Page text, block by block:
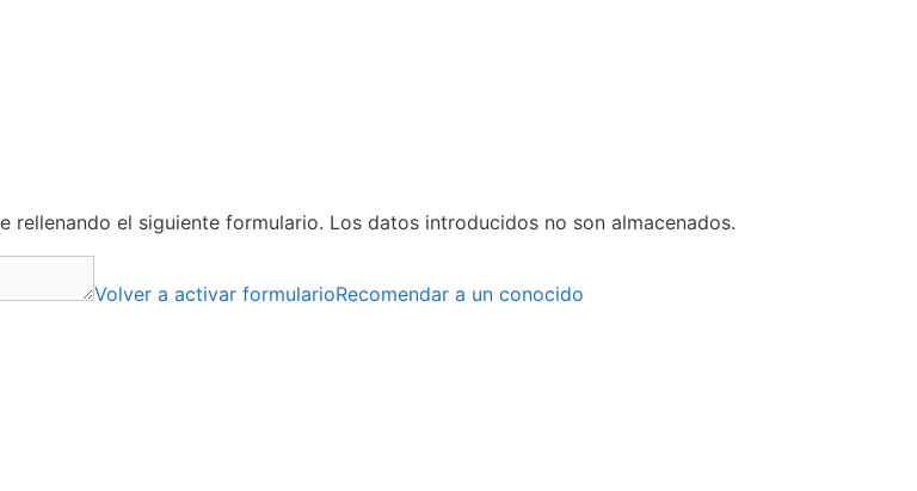
el siguiente formulario. Los datos introducidos no son almacenados.
Volver a activar formularioRecomendar a un conocido